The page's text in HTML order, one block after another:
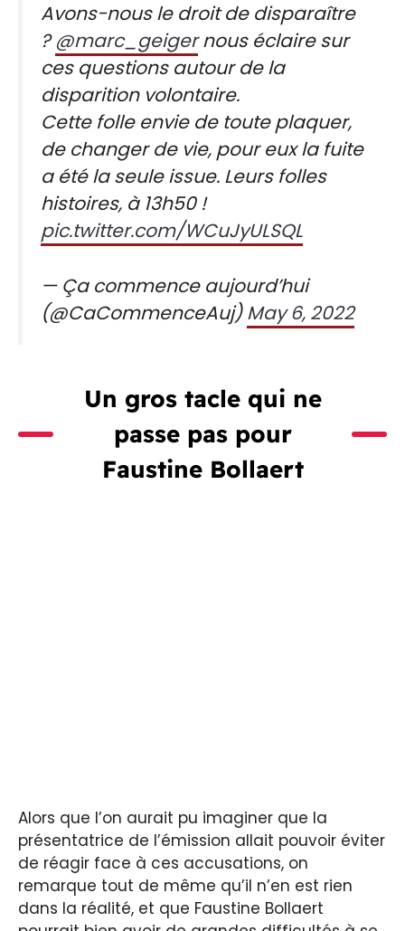
Avons-nous le droit de disparaître
?@marc_geigernous éclaire sur
ces questions autour de la
disparition volontaire.
Cette folle envie de toute plaquer,
de changer de vie, pour eux la fuite
a été la seule issue. Leurs folles
histoires, à 13h50 !
pic.twitter.com/WCuJyULSQL
— Ça commence aujourd’hui
(@CaCommenceAuj)May 6, 2022
Un gros tacle qui ne
passe pas pour
Faustine Bollaert
Alors que l’on aurait pu imaginer que la
présentatrice de l’émission allait pouvoir éviter
de réagir face à ces accusations, on
remarque tout de même qu’il n’en est rien
dans la réalité, et que Faustine Bollaert